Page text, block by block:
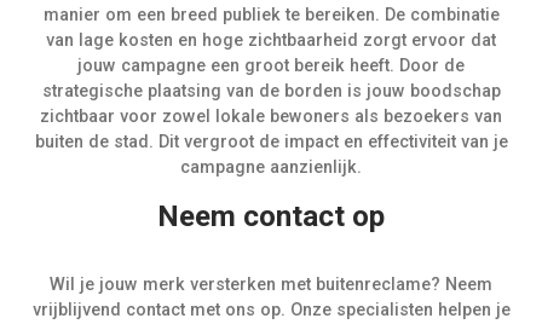
manier om een breed publiek te bereiken. De combinatie
van lage kosten en hoge zichtbaarheid zorgt ervoor dat
jouw campagne een groot bereik heeft. Door de
strategische plaatsing van de borden is jouw boodschap
zichtbaar voor zowel lokale bewoners als bezoekers van
buiten de stad. Dit vergroot de impact en effectiviteit van je
campagne aanzienlijk.
Neem contact op
Wil je jouw merk versterken met buitenreclame? Neem
vrijblijvend contact met ons op. Onze specialisten helpen je